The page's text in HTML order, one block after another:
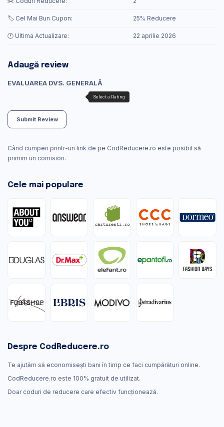
🏷️ Cel Mai Bun Cupon: 25% Reducere
🕐 Ultima Actualizare: 22 aprilie 2026
Adaugă review
EVALUAREA DVS. GENERALĂ
Submit Review
Când cumperi printr-un link de pe CodReducere.ro este posibil să
primim un comision.
Cele mai populare
Despre CodReducere.ro
Te ajutăm să economisești bani în timp ce faci cumpărături online.
CodReducere.ro este 100% gratuit de utilizat.
Doar coduri de reducere care efectiv funcţionează.